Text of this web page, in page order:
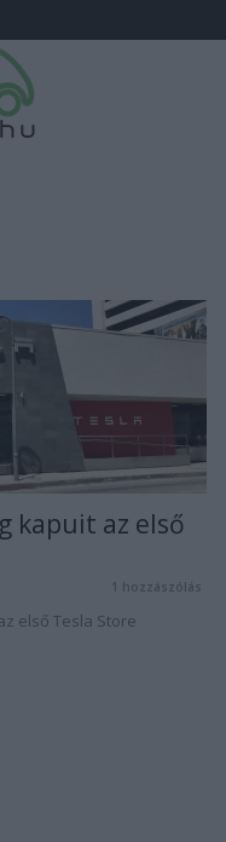
kapuit az első
1 hozzászólás
első Tesla Store